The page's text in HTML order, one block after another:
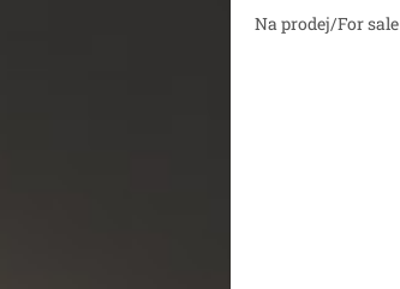
Na prodej/For sale